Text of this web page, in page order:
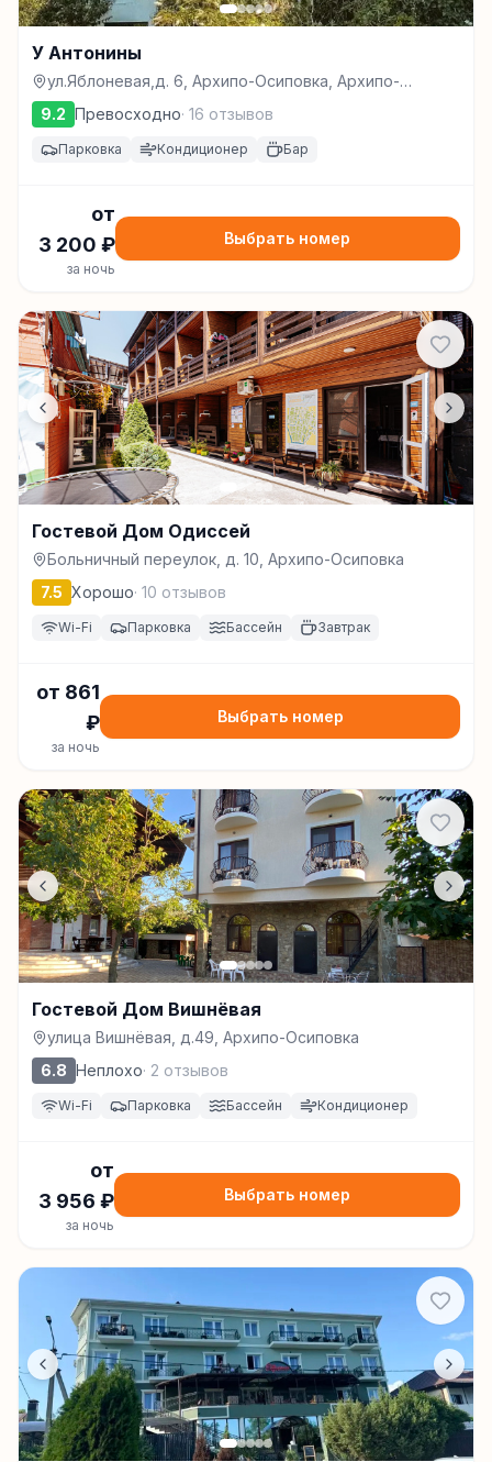
У Антонины
ул.Яблоневая,д. 6, Архипо-Осиповка, Архипо-
Осиповка
9.2 Превосходно· 16 отзывов
Парковка Кондиционер Бар
от
3 200 ₽
за ночь
Выбрать номер
Гостевой Дом Одиссей
Больничный переулок, д. 10, Архипо-Осиповка
7.5 Хорошо· 10 отзывов
Wi-Fi Парковка Бассейн Завтрак
от 861
₽
за ночь
Выбрать номер
Гостевой Дом Вишнёвая
улица Вишнёвая, д.49, Архипо-Осиповка
6.8 Неплохо· 2 отзывов
Wi-Fi Парковка Бассейн Кондиционер
от
3 956 ₽
за ночь
Выбрать номер